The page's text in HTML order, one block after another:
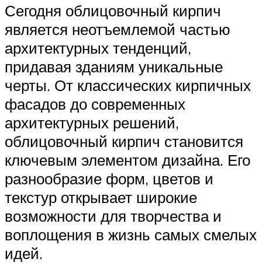
Сегодня облицовочный кирпич
является неотъемлемой частью
архитектурных тенденций,
придавая зданиям уникальные
черты. От классических кирпичных
фасадов до современных
архитектурных решений,
облицовочный кирпич становится
ключевым элементом дизайна. Его
разнообразие форм, цветов и
текстур открывает широкие
возможности для творчества и
воплощения в жизнь самых смелых
идей.